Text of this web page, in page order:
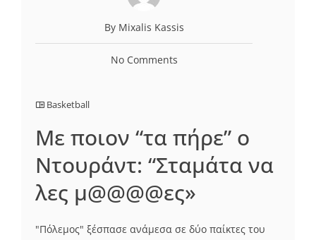
By Mixalis Kassis
No Comments
Basketball
Mε ποιον “τα πήρε” ο
Ντουράντ: “Σταμάτα να
λες μ@@@@ες»
"Πόλεμος" ξέσπασε ανάμεσα σε δύο παίκτες του